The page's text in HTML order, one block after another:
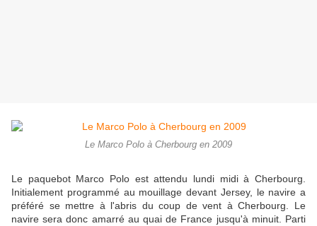
Le Marco Polo à Cherbourg en 2009
Le paquebot Marco Polo est attendu lundi midi à Cherbourg.
Initialement programmé au mouillage devant Jersey, le navire a
préféré se mettre à l'abris du coup de vent à Cherbourg. Le
navire sera donc amarré au quai de France jusqu'à minuit. Parti